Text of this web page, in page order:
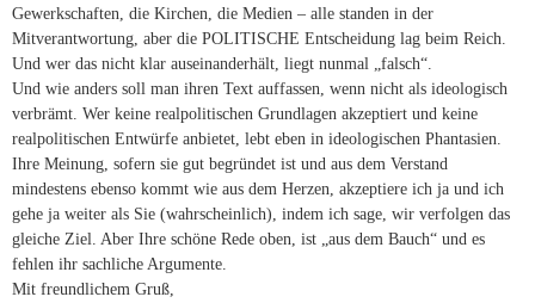
Gewerkschaften, die Kirchen, die Medien – alle standen in der
Mitverantwortung, aber die POLITISCHE Entscheidung lag beim Reich.
Und wer das nicht klar auseinanderhält, liegt nunmal „falsch“.
Und wie anders soll man ihren Text auffassen, wenn nicht als ideologisch
verbrämt. Wer keine realpolitischen Grundlagen akzeptiert und keine
realpolitischen Entwürfe anbietet, lebt eben in ideologischen Phantasien.
Ihre Meinung, sofern sie gut begründet ist und aus dem Verstand
mindestens ebenso kommt wie aus dem Herzen, akzeptiere ich ja und ich
gehe ja weiter als Sie (wahrscheinlich), indem ich sage, wir verfolgen das
gleiche Ziel. Aber Ihre schöne Rede oben, ist „aus dem Bauch“ und es
fehlen ihr sachliche Argumente.
Mit freundlichem Gruß,